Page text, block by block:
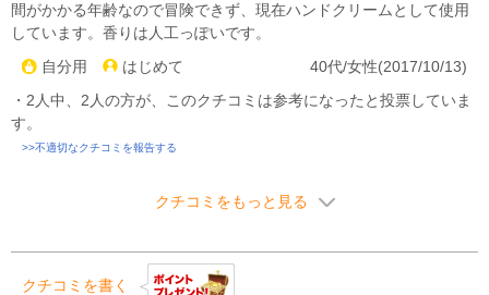
間がかかる年齢なので冒険できず、現在ハンドクリームとして使用
しています。香りは人工っぽいです。
自分用
はじめて
40代/女性(2017/10/13)
・2人中、2人の方が、このクチコミは参考になったと投票していま
す。
>>不適切なクチコミを報告する
クチコミをもっと見る
クチコミを書く